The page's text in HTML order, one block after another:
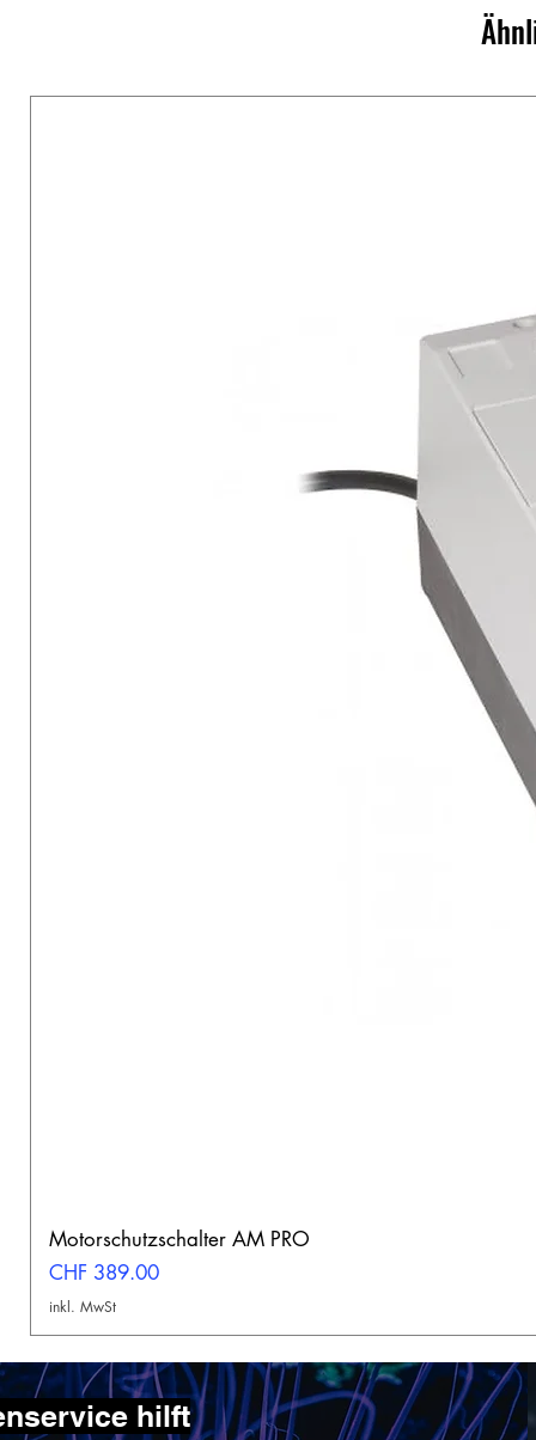
Motorschutzschalter AM PRO
Preis
CHF 389.00
inkl. MwSt
hilft